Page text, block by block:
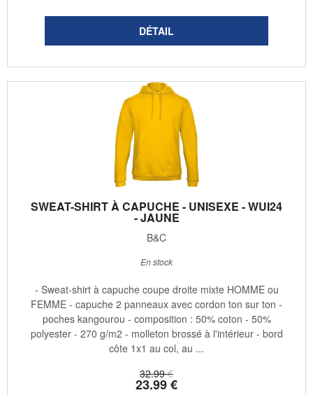
SWEAT-SHIRT À CAPUCHE - UNISEXE - WUI24
- JAUNE
B&C
32.99 €
23.99€
En stock
- Sweat-shirt à capuche coupe droite mixte HOMME ou
FEMME - capuche 2 panneaux avec cordon ton sur ton -
poches kangourou - composition : 50% coton - 50%
polyester - 270 g/m2 - molleton brossé à l'intérieur - bord
côte 1x1 au col, au ...